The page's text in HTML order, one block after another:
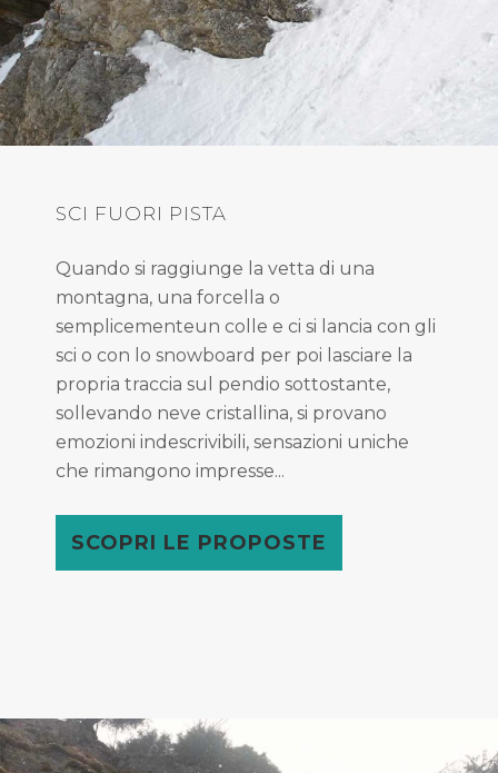
SCI FUORI PISTA
Quando si raggiunge la vetta di una
montagna, una forcella o
semplicementeun colle e ci si lancia con gli
sci o con lo snowboard per poi lasciare la
propria traccia sul pendio sottostante,
sollevando neve cristallina, si provano
emozioni indescrivibili, sensazioni uniche
che rimangono impresse...
SCOPRI LE PROPOSTE